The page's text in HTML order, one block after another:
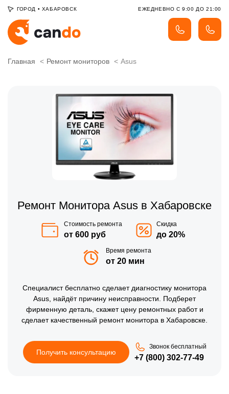
ГОРОД • ХАБАРОВСК ЕЖЕДНЕВНО С 9:00 ДО 21:00
Главная Ремонт мониторов Asus
Ремонт Монитора Asus в Хабаровске
Стоимость ремонта
от 600 руб
Скидка
до 20%
Время ремонта
от 20 мин
Специалист бесплатно сделает диагностику монитора
Asus, найдёт причину неисправности. Подберет
фирменную деталь, скажет цену ремонтных работ и
сделает качественный ремонт монитора в Хабаровске.
Получить консультацию
Звонок бесплатный
+7 (800) 302-77-49